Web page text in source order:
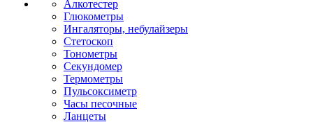
Алкотестер
Глюкометры
Ингаляторы, небулайзеры
Стетоскоп
Тонометры
Секундомер
Термометры
Пульсоксиметр
Часы песочные
Ланцеты